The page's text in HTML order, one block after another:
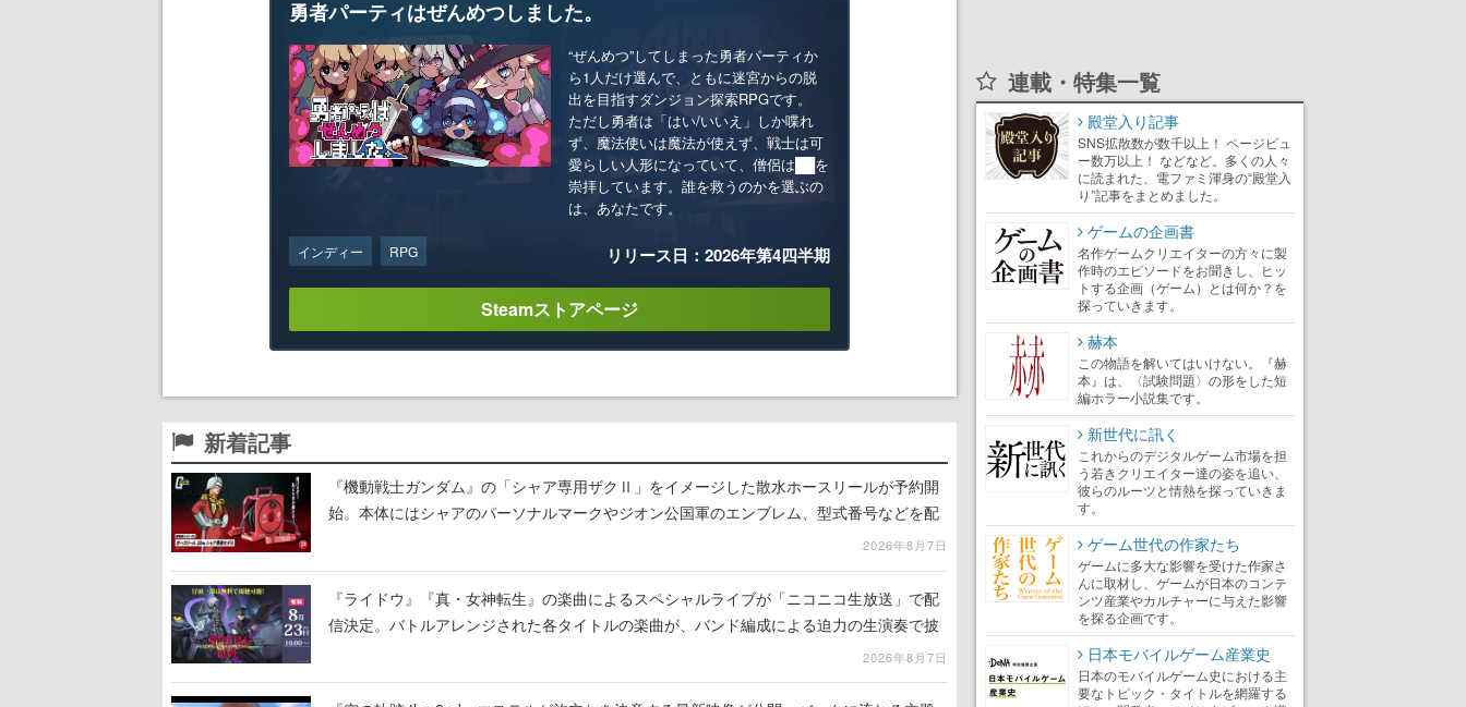
勇者パーティはぜんめつしました。
“ぜんめつ”してしまった勇者パーティか
ら1人だけ選んで、ともに迷宮からの脱
出を目指すダンジョン探索RPGです。
ただし勇者は「はい/いいえ」しか喋れ
ず、魔法使いは魔法が使えず、戦士は可
愛らしい人形になっていて、僧侶は██を
崇拝しています。誰を救うのかを選ぶの
は、あなたです。
インディー RPG リリース日：2026年第4四半期
Steamストアページ
新着記事
『機動戦士ガンダム』の「シャア専用ザクⅡ」をイメージした散水ホースリールが予約開
始。本体にはシャアのパーソナルマークやジオン公国軍のエンブレム、型式番号などを配
2026年8月7日
『ライドウ』『真・女神転生』の楽曲によるスペシャルライブが「ニコニコ生放送」で配
信決定。バトルアレンジされた各タイトルの楽曲が、バンド編成による迫力の生演奏で披
2026年8月7日
連載・特集一覧
殿堂入り記事
SNS拡散数が数千以上！ ページビュ
ー数万以上！ などなど。多くの人々
に読まれた、電ファミ渾身の“殿堂入
り”記事をまとめました。
ゲームの企画書
名作ゲームクリエイターの方々に製
作時のエピソードをお聞きし、ヒッ
トする企画（ゲーム）とは何か？を
探っていきます。
赫本
この物語を解いてはいけない。『赫
本』は、〈試験問題〉の形をした短
編ホラー小説集です。
新世代に訊く
これからのデジタルゲーム市場を担
う若きクリエイター達の姿を追い、
彼らのルーツと情熱を探っていきま
す。
ゲーム世代の作家たち
ゲームに多大な影響を受けた作家さ
んに取材し、ゲームが日本のコンテ
ンツ産業やカルチャーに与えた影響
を探る企画です。
日本モバイルゲーム産業史
日本のモバイルゲーム史における主
要なトピック・タイトルを網羅する